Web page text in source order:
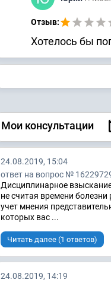
Отзыв:
Хотелось бы
Мои консультации
24.08.2019, 15:04
ответ на вопрос №
Дисциплинарное
не считая времени
учет мнения
которых вас ...
Читать далее (1 ответов)
24.08.2019, 14:19